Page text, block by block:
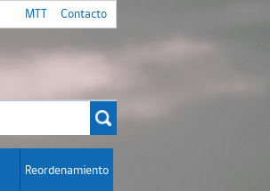
MTT Contacto
Reordenamiento